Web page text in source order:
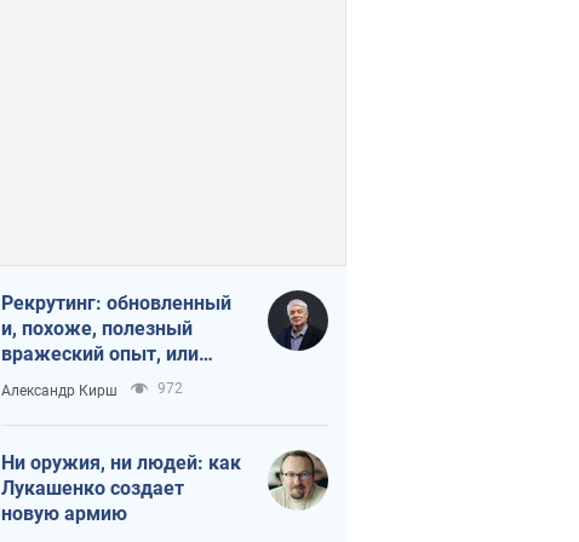
Рекрутинг: обновленный
и, похоже, полезный
вражеский опыт, или
Диалектика
требовательной трусости
Александр Кирш 972
Ни оружия, ни людей: как
Лукашенко создает
новую армию